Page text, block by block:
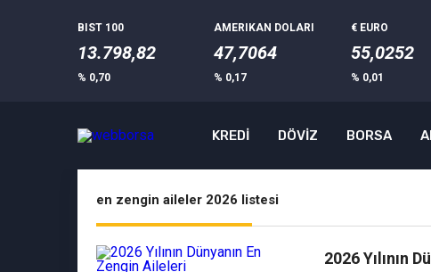
BIST 100
13.798,82
% 0,70
AMERIKAN DOLARI
47,7064
% 0,17
€ EURO
55,0252
% 0,01
KREDİ DÖVİZ BORSA
en zengin aileler 2026 listesi
2026 Yılının